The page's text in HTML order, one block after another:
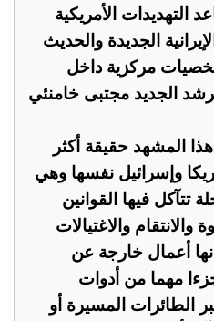
التهديدات الأمريكية
الجديدة والحديث
مركزية داخل
الجديد مجتبى خامنئي
المشهد حقيقة أكثر
وإسرائيل نفسها وهي
تتآكل فيها القوانين
والانتقام والاغتيالات
أعمال خارجة عن
مهما من أدوات
الطائرات المسيرة أو